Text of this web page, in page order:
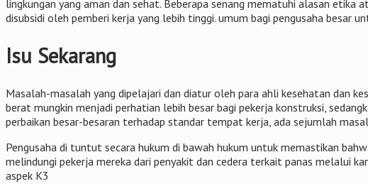
lingkungan yang aman dan sehat. Beberapa senang mematuhi alasan etika
disubsidi oleh pemberi kerja yang lebih tinggi. umum bagi pengusaha
Isu Sekarang
Masalah-masalah yang dipelajari dan diatur oleh para ahli kesehatan dan
berat mungkin menjadi perhatian lebih besar bagi pekerja konstruksi,
perbaikan besar-besaran terhadap standar tempat kerja, ada sejumlah
Pengusaha di tuntut secara hukum di bawah hukum untuk memastikan
melindungi pekerja mereka dari penyakit dan cedera terkait panas melalui
aspek K3